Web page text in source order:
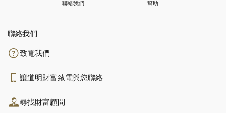
聯絡我們 幫助
聯絡我們
致電我們
讓道明財富致電與您聯絡
尋找財富顧問